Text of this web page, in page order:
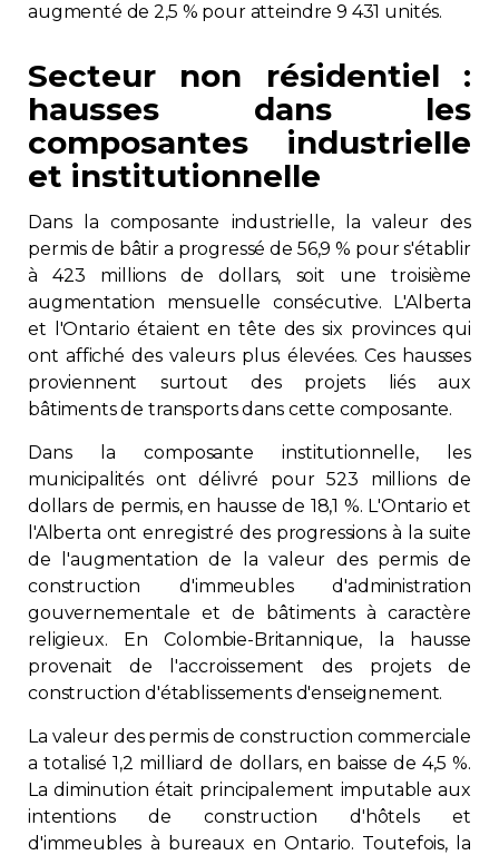
augmenté de 2,5 % pour atteindre 9 431 unités.
Secteur non résidentiel :
hausses dans les
composantes industrielle
et institutionnelle
Dans la composante industrielle, la valeur des
permis de bâtir a progressé de 56,9 % pour s'établir
à 423 millions de dollars, soit une troisième
augmentation mensuelle consécutive. L'Alberta
et l'Ontario étaient en tête des six provinces qui
ont affiché des valeurs plus élevées. Ces hausses
proviennent surtout des projets liés aux
bâtiments de transports dans cette composante.
Dans la composante institutionnelle, les
municipalités ont délivré pour 523 millions de
dollars de permis, en hausse de 18,1 %. L'Ontario et
l'Alberta ont enregistré des progressions à la suite
de l'augmentation de la valeur des permis de
construction d'immeubles d'administration
gouvernementale et de bâtiments à caractère
religieux. En Colombie-Britannique, la hausse
provenait de l'accroissement des projets de
construction d'établissements d'enseignement.
La valeur des permis de construction commerciale
a totalisé 1,2 milliard de dollars, en baisse de 4,5 %.
La diminution était principalement imputable aux
intentions de construction d'hôtels et
d'immeubles à bureaux en Ontario. Toutefois, la